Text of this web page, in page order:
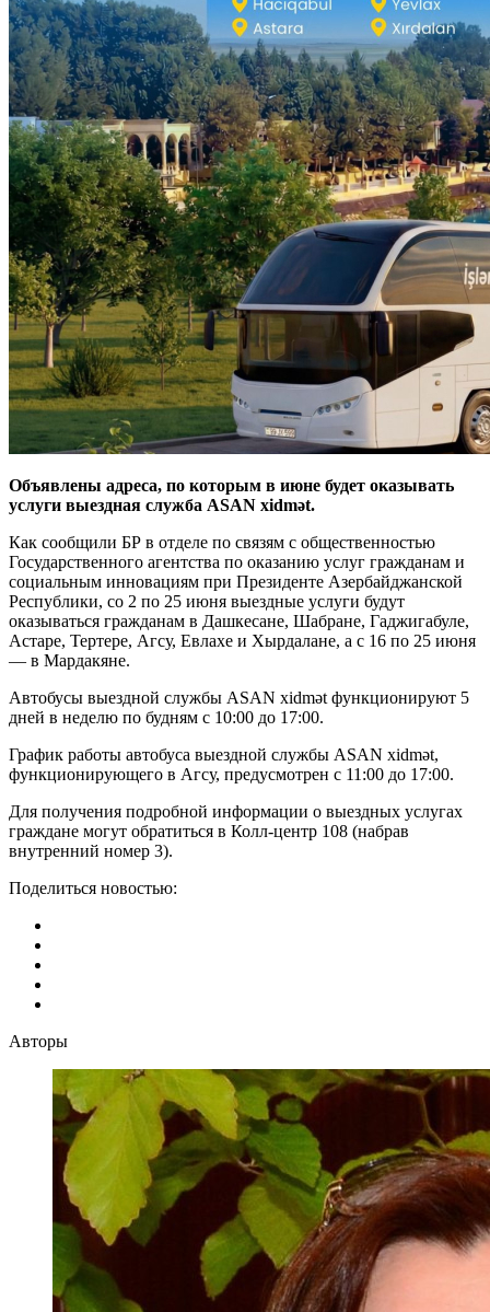
Объявлены адреса, по которым в июне будeт оказывать
услуги выездная служба ASAN xidmət.
Как сообщили БР в отделе по связям с общественностью
Государственного агентства по оказанию услуг гражданам и
социальным инновациям при Президенте Азербайджанской
Республики, со 2 по 25 июня выездные услуги будут
оказываться гражданам в Дашкесане, Шабране, Гаджигабуле,
Астаре, Тертере, Агсу, Евлахе и Хырдалане, а с 16 по 25 июня
— в Мардакяне.
Автобусы выездной службы ASAN xidmət функционируют 5
дней в неделю по будням с 10:00 до 17:00.
График работы автобуса выездной службы ASAN xidmət,
функционирующего в Агсу, предусмотрен с 11:00 до 17:00.
Для получения подробной информации о выездных услугах
граждане могут обратиться в Колл-центр 108 (набрав
внутренний номер 3).
Поделиться новостью:
Авторы